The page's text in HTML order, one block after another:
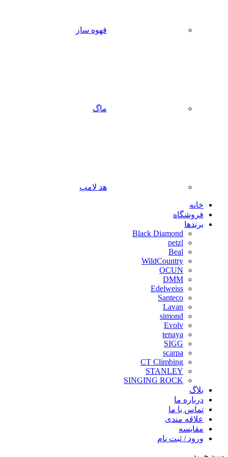
قهوه ساز
ماگ
هد لامپ
خانه
فروشگاه
برندها
Black Diamond
petzl
Beal
WildCountry
OCUN
DMM
Edelweiss
Santeco
Lavan
simond
Evolv
tenaya
SIGG
scarpa
CT Climbing
STANLEY
SINGING ROCK
بلاگ
درباره ما
تماس با ما
علاقه مندی
مقايسه
ورود / ثبت نام